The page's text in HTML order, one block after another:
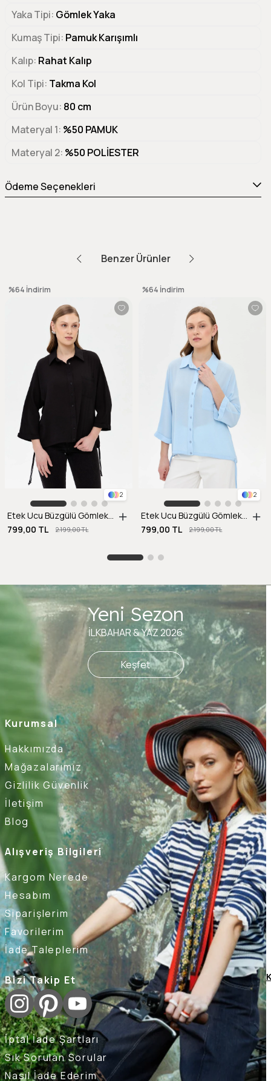
Yaka Tipi Gömlek Yaka
Kumaş Tipi Pamuk Karışımlı
Kalıp Rahat Kalıp
Kol Tipi Takma Kol
Ürün Boyu 80 cm
Materyal 1 %50 PAMUK
Materyal 2 %50 POLİESTER
Ödeme Seçenekleri
Benzer Ürünler
2
Etek Ucu Büzgülü Gömlek-SİYAH
799,00 TL
2.199,00 TL
%64 İndirim
2
Etek Ucu Büzgülü Gömlek-A.MAVI
799,00 TL
2.199,00 TL
%64 İndirim
Kurumsal
Hakkımızda
Mağazalarımız
Gizlilik Güvenlik
İletişim
Blog
Alışveriş Bilgileri
Kargom Nerede
Hesabım
Siparişlerim
Favorilerim
İade Taleplerim
Bizi Takip Et
İptal İade Şartları
Sık Sorulan Sorular
Nasıl İade Ederim
Yeni Sezon
İLKBAHAR & YAZ 2026
Keşfet